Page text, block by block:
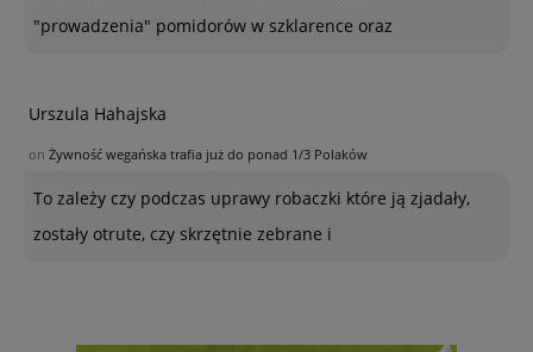
"prowadzenia" pomidorów w szklarence oraz
Urszula Hahajska
on Żywność wegańska trafia już do ponad 1/3 Polaków
To zależy czy podczas uprawy robaczki które ją zjadały,
zostały otrute, czy skrzętnie zebrane i